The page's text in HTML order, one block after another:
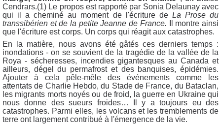
Cendrars.(1) Le propos est rapporté par Sonia Delaunay avec
qui il a cheminé au moment de l'écriture de La Prose du
transsibérien et de la petite Jeanne de France. Il montre ainsi
que l'écriture est corps. Un corps qui réagit aux catastrophes.
En la matière, nous avons été gâtés ces derniers temps :
inondations - on se souvient de la tragédie de la vallée de la
Roya - sécheresses, incendies gigantesques au Canada et
ailleurs, dégel du permafrost et des banquises, épidémies.
Ajouter à cela pêle-mêle des événements comme les
attentats de Charlie Hebdo, du Stade de France, du Bataclan,
les migrants morts noyés ou de froid, la guerre en Ukraine qui
nous donne des sueurs froides… Il y a toujours eu des
catastrophes. Parmi elles, les volcans et les tremblements de
terre ont largement contribué à l'émergence de la vie.